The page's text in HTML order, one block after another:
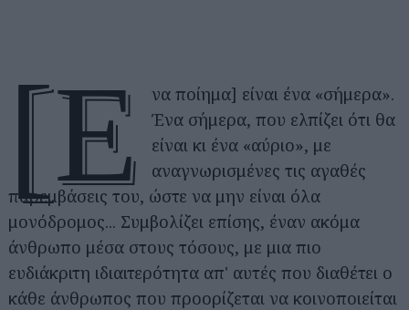
[Έ
να ποίημα] είναι ένα «σήμερα».
Ένα σήμερα, που ελπίζει ότι θα
είναι κι ένα «αύριο», με
αναγνωρισμένες τις αγαθές
παρεμβάσεις του, ώστε να μην είναι όλα
μονόδρομος... Συμβολίζει επίσης, έναν ακόμα
άνθρωπο μέσα στους τόσους, με μια πιο
ευδιάκριτη ιδιαιτερότητα απ' αυτές που διαθέτει ο
κάθε άνθρωπος που προορίζεται να κοινοποιείται